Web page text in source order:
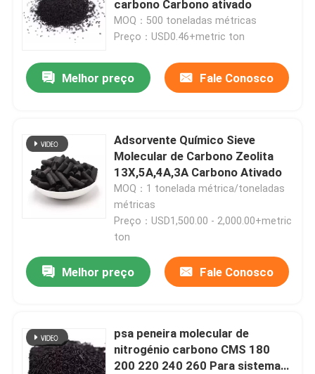
embalagem de torre de cerâmica
Embalagem de torre de metal
Eletrólitos de bateria de lítio Dessecante
Esferas Biológicas de Cerâmica
Favo de mel cerâmico
Agentes auxiliares químicos
carbono Carbono ativado
MOQ：500 toneladas métricas
Preço：USD0.46+metric ton
Melhor preço Fale Conosco
Adsorvente Químico Sieve
Molecular de Carbono Zeolita
13X,5A,4A,3A Carbono Ativado
MOQ：1 tonelada métrica/toneladas
métricas
Preço：USD1,500.00 - 2,000.00+metric
ton
Melhor preço Fale Conosco
psa peneira molecular de
nitrogénio carbono CMS 180
200 220 240 260 Para sistema